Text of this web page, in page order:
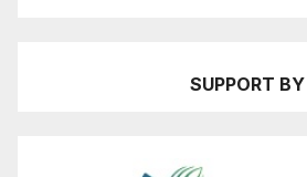
SUPPORT BY